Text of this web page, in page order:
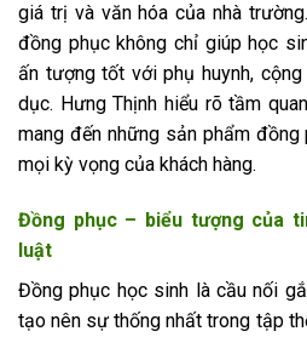
giá trị và văn hóa của nhà
đồng phục không chỉ giúp học
ấn tượng tốt với phụ huynh,
dục. Hưng Thịnh hiểu rõ tầm
mang đến những sản phẩm
mọi kỳ vọng của khách hàng.
Đồng phục – biểu tượng của
luật
Đồng phục học sinh là cầu nối
tạo nên sự thống nhất trong tập